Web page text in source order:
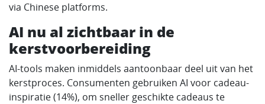
via Chinese platforms.
AI nu al zichtbaar in de
kerstvoorbereiding
AI-tools maken inmiddels aantoonbaar deel uit van het
kerstproces. Consumenten gebruiken AI voor cadeau-
inspiratie (14%), om sneller geschikte cadeaus te